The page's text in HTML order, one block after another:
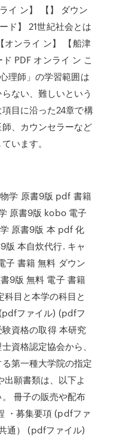
イ ン】 【】 ダウン
ド】 21世紀社会とは
ンライ ン】 【船津
PDF オンライ ン こ
理師」の学習範囲は
ない、難しいという
目に沿った24章で構
、カウンセラーなど
います。
学 原書9版 pdf 書籍
原書9版 kobo 電子
原書9版 本 pdf 化
版 本自炊代行. キャ
子 書籍 無料 ダウン
9版 無料 電子 書籍
目と本学の科目と
ファイル) (pdfフ
資格の取得 本研究
資格認定協会から、
第一種大学院の指定
願書類は、以下よ
冊子の販売や配布
・募集要項 (pdfファ
通） (pdfファイル)